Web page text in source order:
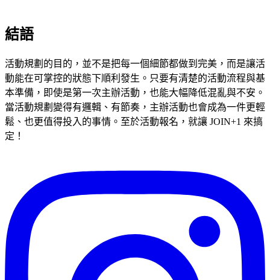
結語
活動規劃的目的，並不是把每一個細節都做到完美，而是讓活
動能在可掌控的狀態下順利發生。只要有清楚的活動流程與基
本準備，即使是第一次主辦活動，也能大幅降低混亂與不安。
當活動規劃變得有邏輯、有節奏，主辦活動也會成為一件更輕
鬆、也更值得投入的事情。至於活動報名，就讓 JOIN+1 來搞
定！